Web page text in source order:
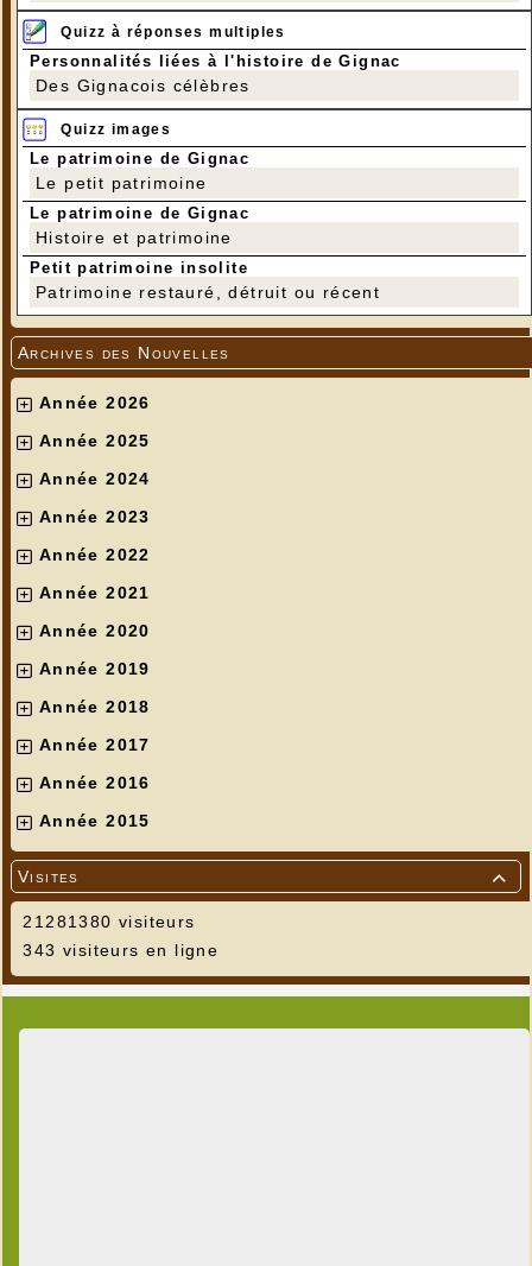
Quizz à réponses multiples
Personnalités liées à l'histoire de Gignac
Des Gignacois célèbres
Quizz images
Le patrimoine de Gignac
Le petit patrimoine
Le patrimoine de Gignac
Histoire et patrimoine
Petit patrimoine insolite
Patrimoine restauré, détruit ou récent
Archives des Nouvelles
Année 2026
Année 2025
Année 2024
Année 2023
Année 2022
Année 2021
Année 2020
Année 2019
Année 2018
Année 2017
Année 2016
Année 2015

Visites
21281380 visiteurs
343 visiteurs en ligne